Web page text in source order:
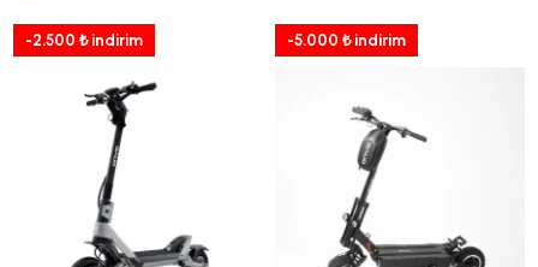
-2.500 ₺ indirim -5.000 ₺ indirim